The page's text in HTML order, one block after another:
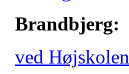
Brandbjerg:
ved Højskolen